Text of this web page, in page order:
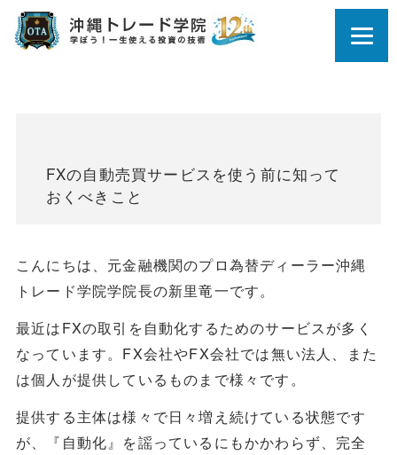
FXの自動売買サービスを使う前に知って
おくべきこと
こんにちは、元金融機関のプロ為替ディーラー沖縄
トレード学院学院長の新里竜一です。
最近はFXの取引を自動化するためのサービスが多く
なっています。FX会社やFX会社では無い法人、また
は個人が提供しているものまで様々です。
提供する主体は様々で日々増え続けている状態です
が、『自動化』を謡っているにもかかわらず、完全